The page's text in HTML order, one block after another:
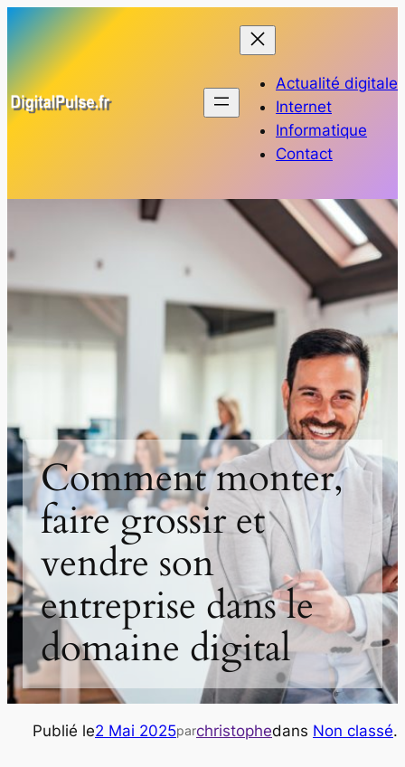
Actualité digitale
Internet
Informatique
Contact
Comment monter,
faire grossir et
vendre son
entreprise dans le
domaine digital
Publié le2 Mai 2025parchristophedans Non classé.